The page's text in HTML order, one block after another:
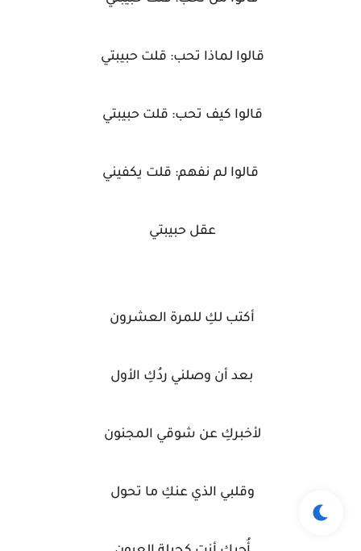
قالوا لماذا تحب: قلت حبيبتي
قالوا كيف تحب: قلت حبيبتي
قالوا لم نفهم: قلت يكفيني
عقل حبيبتي
أكتب لكِ للمرة العشرون
بعد أن وصلني ردُكِ الأول
لأخبركِ عن شوقي المجنون
وقلبي الذي عنكِ ما تحول